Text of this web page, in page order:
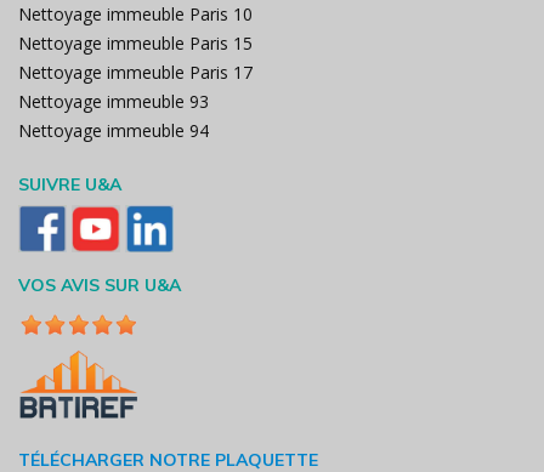
Nettoyage immeuble Paris 10
Nettoyage immeuble Paris 15
Nettoyage immeuble Paris 17
Nettoyage immeuble 93
Nettoyage immeuble 94
SUIVRE U&A
VOS AVIS SUR U&A
TÉLÉCHARGER NOTRE PLAQUETTE